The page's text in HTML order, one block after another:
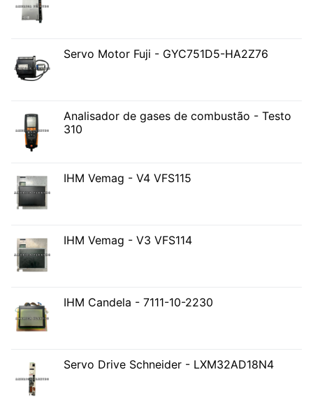
Servo Motor Fuji - GYC751D5-HA2Z76
Analisador de gases de combustão - Testo
310
IHM Vemag - V4 VFS115
IHM Vemag - V3 VFS114
IHM Candela - 7111-10-2230
Servo Drive Schneider - LXM32AD18N4